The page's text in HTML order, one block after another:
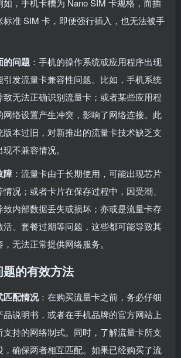
如，手机卡槽为 Nano SIM 卡规格，而插
标准 SIM 卡，即便强行插入，也无法被手
的问题 ：手机的操作系统或应用程序出现
引发流量卡兼容性问题。比如，手机系统
致无法正确识别流量卡；或者某些应用程
网络设置产生冲突，影响了网络连接。此
版本过旧，对新推出的流量卡技术缺乏支
不兼容情况。
障 ：流量卡由于长期使用，可能出现芯片
况；或者卡片在保存过程中，因受潮、
致内部数据丢失或损坏；亦或是流量卡存
活、套餐过期等问题，这些都可能导致其
无法正常提供网络服务。
的有效方法
匹配情况：在购买流量卡之前，务必仔细
品说明书，或者在手机品牌的官方网站上
支持的网络制式。同时，了解流量卡所支
，确保两者相互匹配。如果已经购买了流